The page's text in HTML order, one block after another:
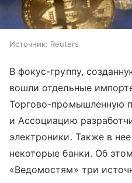
Источник: Reuters
В фокус-группу,
вошли отдельные
Торгово-промышленную
и Ассоциацию
электроники. Также в
некоторые банки. Об
«Ведомостям» три